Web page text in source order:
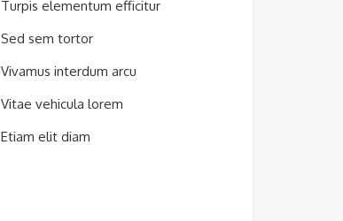
Turpis elementum efficitur
Sed sem tortor
Vivamus interdum arcu
Vitae vehicula lorem
Etiam elit diam